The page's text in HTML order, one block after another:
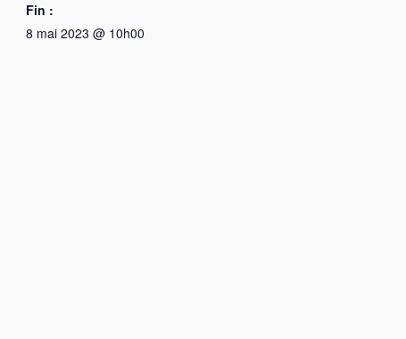
Fin :
8 mai 2023 @ 10h00